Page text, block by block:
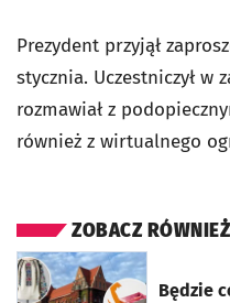
Prezydent przyjął
stycznia. Uczestniczył w
rozmawiał z
również z wirtualnego
ZOBACZ RÓWNIEŻ
Będzie
otworzy się w nowej karcie